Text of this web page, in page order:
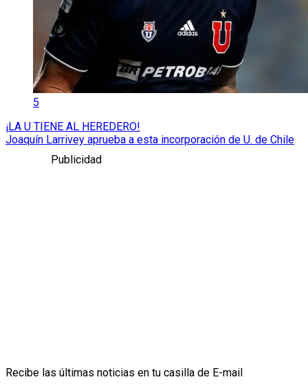
5
¡LA U TIENE AL HEREDERO!
Joaquín Larrivey aprueba a esta incorporación de U. de Chile
Publicidad
Recibe las últimas noticias en tu casilla de E-mail